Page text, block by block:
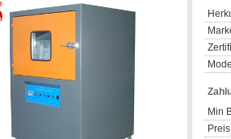
Min